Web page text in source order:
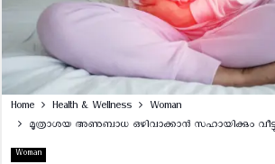
Home Health & Wellness
Woman
മൂത്രാശയ അണുബാധ ഒഴിവാക്കാൻ സഹായിക്കും
Woman